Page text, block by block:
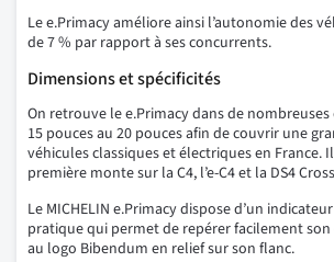
Le e.Primacy améliore ainsi l’autonomie des
de 7 % par rapport à ses concurrents.
Dimensions et spécificités
On retrouve le e.Primacy dans de
15 pouces au 20 pouces afin de couvrir une
véhicules classiques et électriques en France.
première monte sur la C4, l’e-C4 et la DS4
Le MICHELIN e.Primacy dispose d’un
pratique qui permet de repérer facilement
au logo Bibendum en relief sur son flanc.